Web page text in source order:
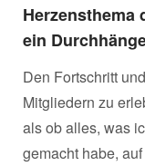
Herzensthema
ein
Den Fortschritt
Mitgliedern zu
als ob alles, was
gemacht habe,